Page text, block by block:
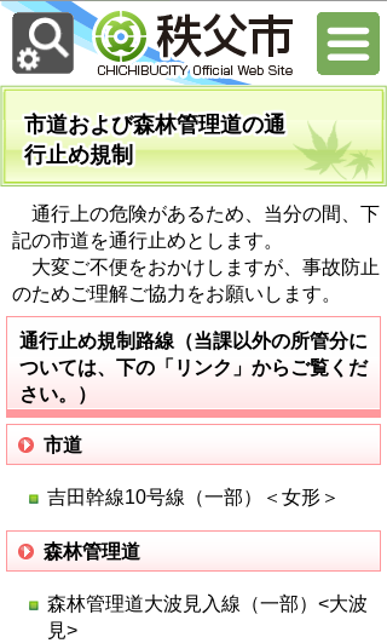
市道および森林管理道の通
行止め規制
通行上の危険があるため、当分の間、下
記の市道を通行止めとします。
大変ご不便をおかけしますが、事故防止
のためご理解ご協力をお願いします。
通行止め規制路線（当課以外の所管分に
ついては、下の「リンク」からご覧くだ
さい。）
市道
吉田幹線10号線（一部）＜女形＞
森林管理道
森林管理道大波見入線（一部）<大波
見>